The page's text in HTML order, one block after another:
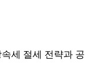
속세 절세 전략과 공